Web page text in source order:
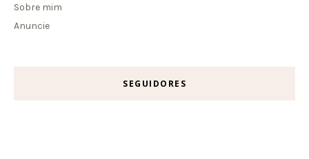
Sobre mim
Anuncie
SEGUIDORES